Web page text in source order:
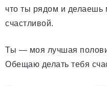
что ты рядом и
счастливой.
Ты — моя лучшая
Обещаю делать тебя